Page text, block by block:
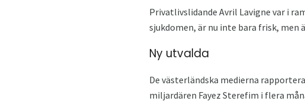
Privatlivslidande Avril Lavigne var i
sjukdomen, är nu inte bara frisk, men
Ny utvalda
De västerländska medierna
miljardären Fayez Sterefim i flera